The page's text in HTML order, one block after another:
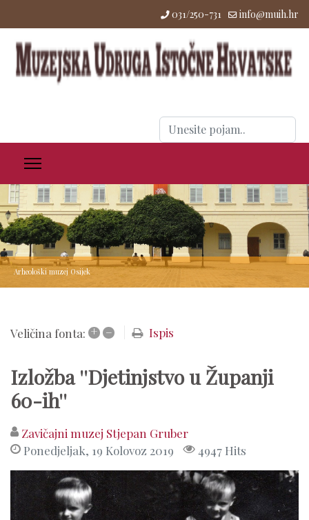
031/250-731 info@muih.hr
Traži
...
Arheološki muzej Osijek
Veličina fonta: + – Ispis
Izložba ''Djetinjstvo u Županji
60-ih''
Zavičajni muzej Stjepan Gruber
Ponedjeljak, 19 Kolovoz 2019
4947 Hits